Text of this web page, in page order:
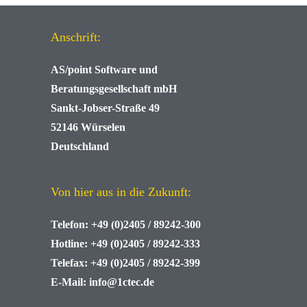
Anschrift:
AS/point Software und
Beratungsgesellschaft mbH
Sankt-Jobser-Straße 49
52146 Würselen
Deutschland
Von hier aus in die Zukunft:
Telefon: +49 (0)2405 / 89242-300
Hotline: +49 (0)2405 / 89242-333
Telefax: +49 (0)2405 / 89242-399
E-Mail: info@1ctec.de